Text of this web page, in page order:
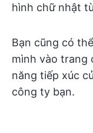
hình chữ nhật
Bạn cũng có
mình vào trang
năng tiếp xúc
công ty bạn.